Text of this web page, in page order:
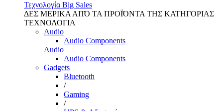
Τεχνολογία Big Sales
ΔΕΣ ΜΕΡΙΚΑ ΑΠΌ ΤΑ ΠΡΟΪΌΝΤΑ ΤΗΣ ΚΑΤΗΓΟΡΙΑΣ
ΤΕΧΝΟΛΟΓΙΑ
Audio
Audio Components
Audio
Audio Components
Gadgets
Bluetooth
/
Gaming
/